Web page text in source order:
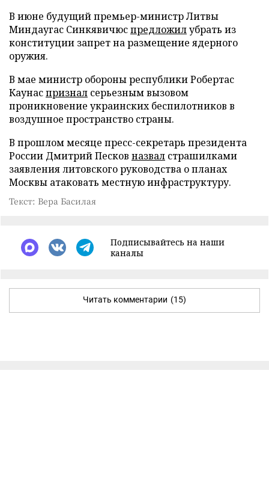
В июне будущий премьер-министр Литвы
Миндаугас Синкявичюспредложилубрать из
конституции запрет на размещение ядерного
оружия.
В мае министр обороны республики Робертас
Каунаспризнал серьезным вызовом
проникновение украинских беспилотников в
воздушное пространство страны.
В прошлом месяце пресс-секретарь президента
России Дмитрий Песков назвал страшилками
заявления литовского руководства о планах
Москвы атаковать местную инфраструктуру.
Текст: Вера Басилая
Подписывайтесь на наши
каналы
Читать комментарии (15)